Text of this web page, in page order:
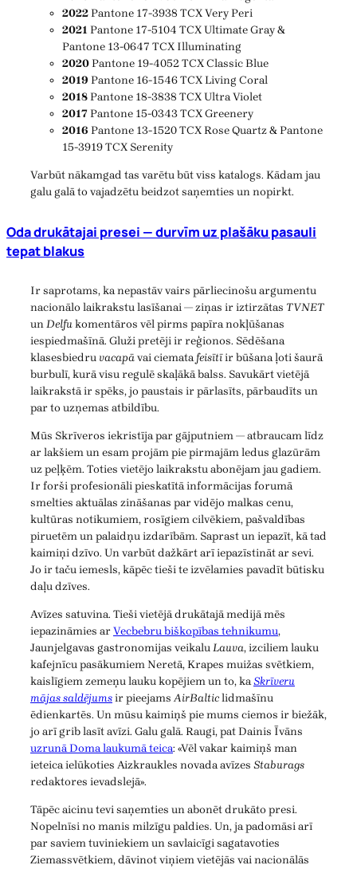
2022Pantone 17-3938 TCX Very Peri
2021Pantone 17-5104 TCX Ultimate Gray &
Pantone 13-0647 TCX Illuminating
2020Pantone 19-4052 TCX Classic Blue
2019 Pantone 16-1546 TCX Living Coral
2018Pantone 18-3838 TCX Ultra Violet
2017Pantone 15-0343 TCX Greenery
2016 Pantone 13-1520 TCX Rose Quartz & Pantone
15-3919 TCX Serenity
Varbūt nākamgad tas varētu būt viss katalogs. Kādam jau
galu galā to vajadzētu beidzot saņemties un nopirkt.
Oda drukātajai presei — durvīm uz plašāku pasauli
tepat blakus
Ir saprotams, ka nepastāv vairs pārliecinošu argumentu
nacionālo laikrakstu lasīšanai — ziņas ir iztirzātas TVNET
unDelfukomentāros vēl pirms papīra nokļūšanas
iespiedmašīnā. Gluži pretēji ir reģionos. Sēdēšana
klasesbiedruvacapāvai ciematafeisītīir būšana ļoti šaurā
burbulī, kurā visu regulē skaļākā balss. Savukārt vietējā
laikrakstā ir spēks, jo paustais ir pārlasīts, pārbaudīts un
par to uzņemas atbildību.
Mūs Skrīveros iekristīja par gājputniem — atbraucam līdz
ar lakšiem un esam projām pie pirmajām ledus glazūrām
uz peļķēm. Toties vietējo laikrakstu abonējam jau gadiem.
Ir forši profesionāli pieskatītā informācijas forumā
smelties aktuālas zināšanas par vidējo malkas cenu,
kultūras notikumiem, rosīgiem cilvēkiem, pašvaldības
piruetēm un palaidņu izdarībām. Saprast un iepazīt, kā tad
kaimiņi dzīvo. Un varbūt dažkārt arī iepazīstināt ar sevi.
Jo ir taču iemesls, kāpēc tieši te izvēlamies pavadīt būtisku
daļu dzīves.
Avīzes satuvina. Tieši vietējā drukātajā medijā mēs
iepazināmies arVecbebru biškopības tehnikumu,
Jaunjelgavas gastronomijas veikaluLauva, izciliem lauku
kafejnīcu pasākumiem Neretā, Krapes muižas svētkiem,
kaislīgiem zemeņu lauku kopējiem un to, kaSkrīveru
mājas saldējumsir pieejamsAirBalticlidmašīnu
ēdienkartēs. Un mūsu kaimiņš pie mums ciemos ir biežāk,
jo arī grib lasīt avīzi. Galu galā. Raugi, pat Dainis Īvāns
uzrunā Doma laukumā teica: «Vēl vakar kaimiņš man
ieteica ielūkoties Aizkraukles novada avīzes Staburags
redaktores ievadslejā».
Tāpēc aicinu tevi saņemties un abonēt drukāto presi.
Nopelnīsi no manis milzīgu paldies. Un, ja padomāsi arī
par saviem tuviniekiem un savlaicīgi sagatavoties
Ziemassvētkiem, dāvinot viņiem vietējās vai nacionālās